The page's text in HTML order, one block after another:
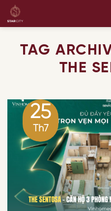
Skip
TAG
THE
25
Th7